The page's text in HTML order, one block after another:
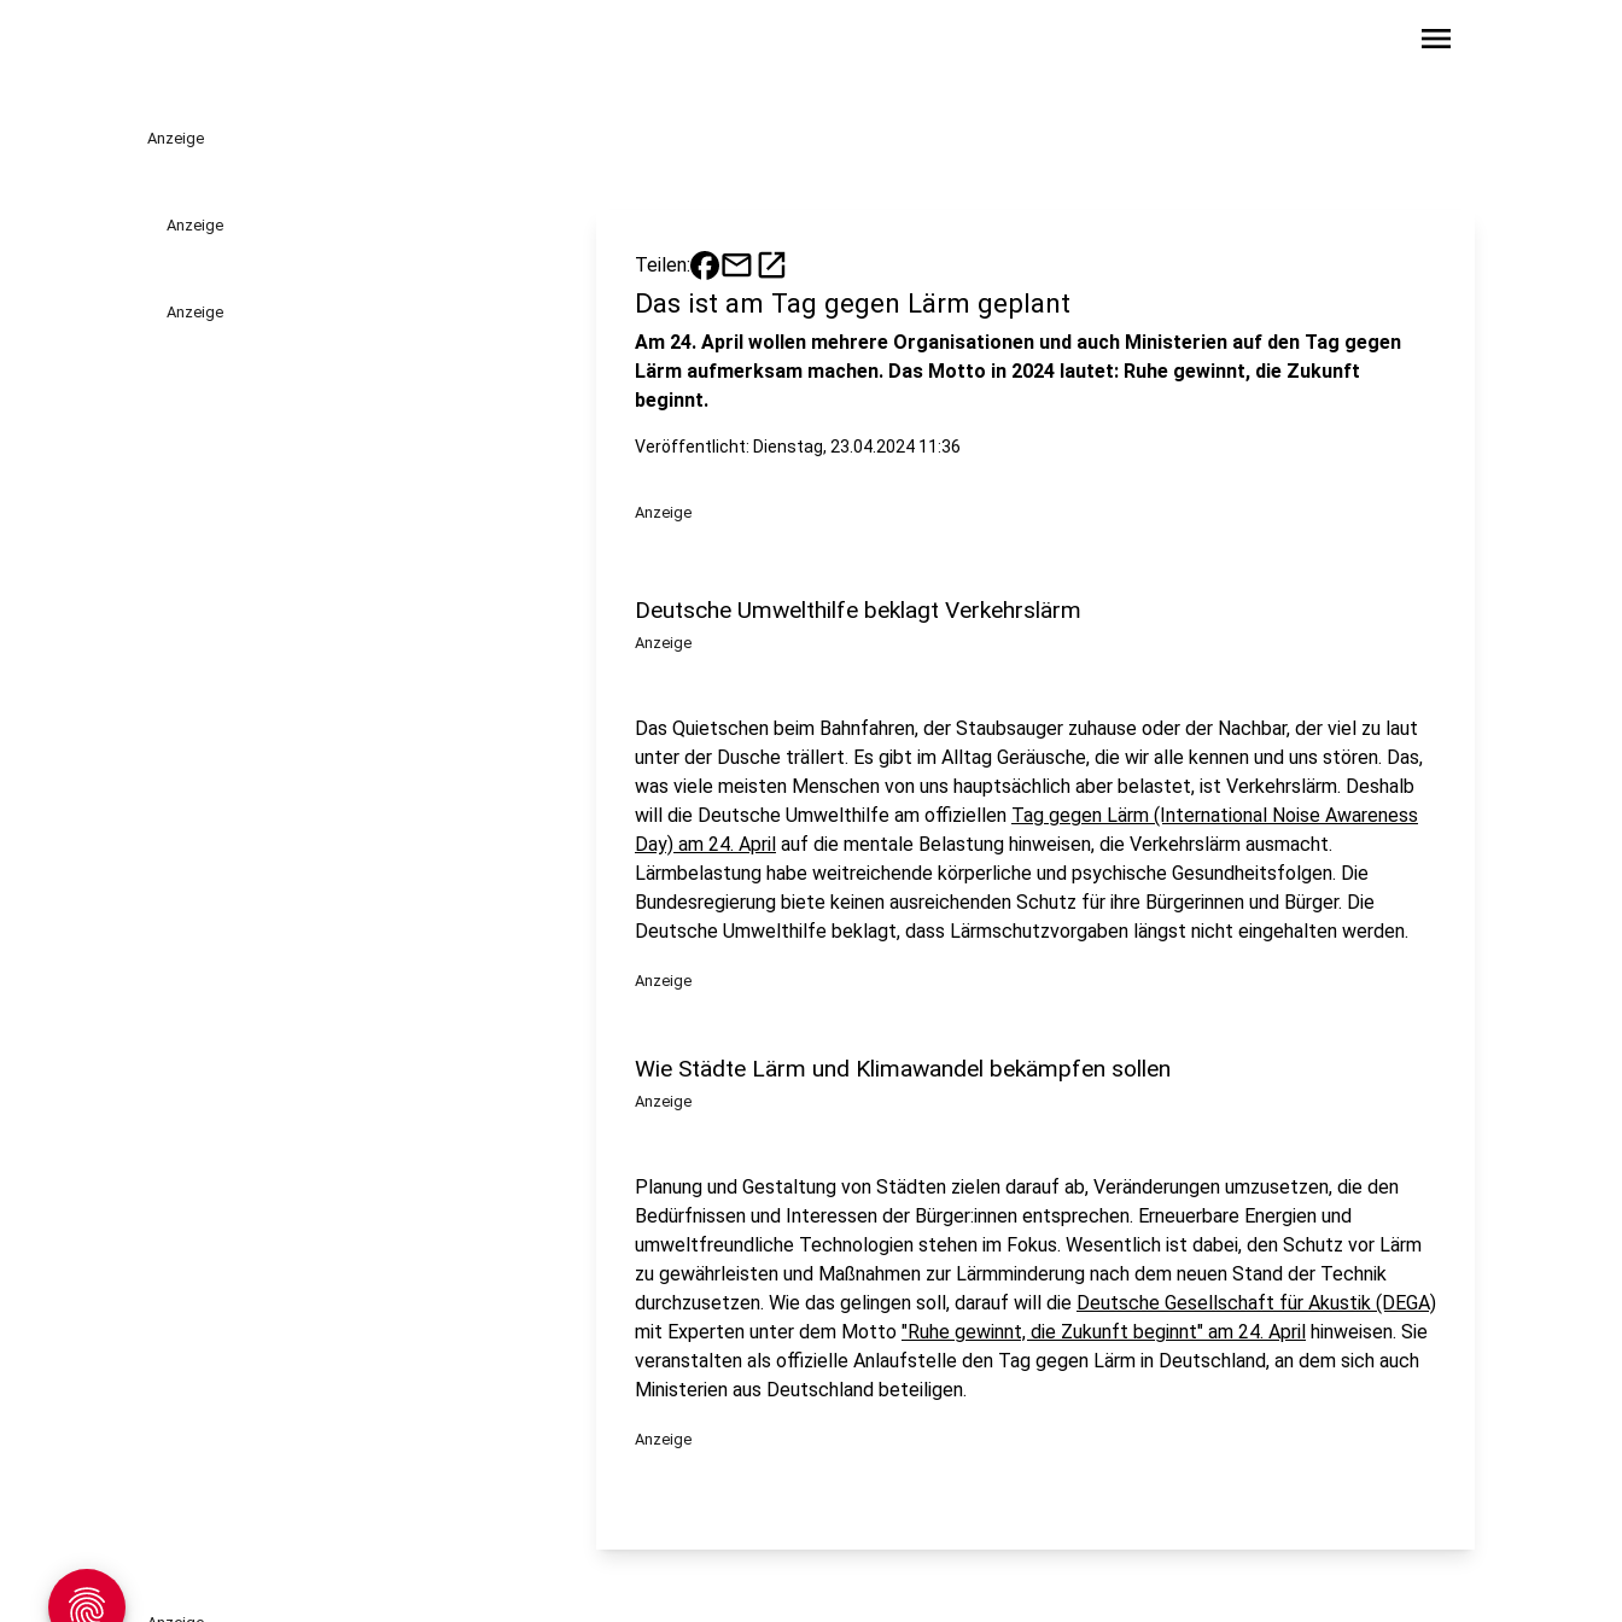
menu
Anzeige
Anzeige
Anzeige
Teilen: mailopen_in_new
Das ist am Tag gegen Lärm geplant
Am 24. April wollen mehrere Organisationen und auch Ministerien auf den Tag gegen
Lärm aufmerksam machen. Das Motto in 2024 lautet: Ruhe gewinnt, die Zukunft
beginnt.
Veröffentlicht: Dienstag, 23.04.2024 11:36
Anzeige
Deutsche Umwelthilfe beklagt Verkehrslärm
Anzeige
Das Quietschen beim Bahnfahren, der Staubsauger zuhause oder der Nachbar, der viel zu laut
unter der Dusche trällert. Es gibt im Alltag Geräusche, die wir alle kennen und uns stören. Das,
was viele meisten Menschen von uns hauptsächlich aber belastet, ist Verkehrslärm. Deshalb
will die Deutsche Umwelthilfe am offiziellen Tag gegen Lärm (International Noise Awareness
Day) am 24. April auf die mentale Belastung hinweisen, die Verkehrslärm ausmacht.
Lärmbelastung habe weitreichende körperliche und psychische Gesundheitsfolgen. Die
Bundesregierung biete keinen ausreichenden Schutz für ihre Bürgerinnen und Bürger. Die
Deutsche Umwelthilfe beklagt, dass Lärmschutzvorgaben längst nicht eingehalten werden.
Anzeige
Wie Städte Lärm und Klimawandel bekämpfen sollen
Anzeige
Planung und Gestaltung von Städten zielen darauf ab, Veränderungen umzusetzen, die den
Bedürfnissen und Interessen der Bürger:innen entsprechen. Erneuerbare Energien und
umweltfreundliche Technologien stehen im Fokus. Wesentlich ist dabei, den Schutz vor Lärm
zu gewährleisten und Maßnahmen zur Lärmminderung nach dem neuen Stand der Technik
durchzusetzen. Wie das gelingen soll, darauf will die Deutsche Gesellschaft für Akustik (DEGA)
mit Experten unter dem Motto "Ruhe gewinnt, die Zukunft beginnt" am 24. April hinweisen. Sie
veranstalten als offizielle Anlaufstelle den Tag gegen Lärm in Deutschland, an dem sich auch
Ministerien aus Deutschland beteiligen.
Anzeige